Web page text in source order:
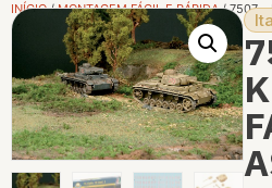
INÍCIO/MONTAGEM FÁCIL E RÁPIDA/ 7507 –